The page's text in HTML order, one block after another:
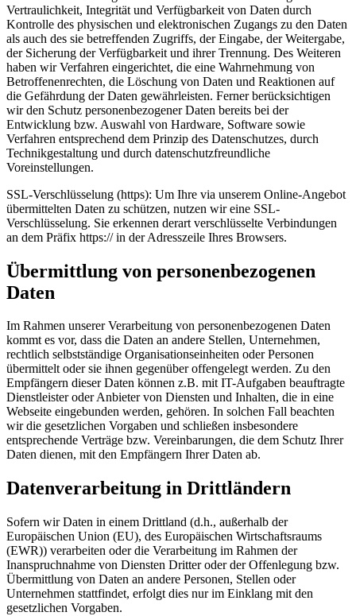
Vertraulichkeit, Integrität und Verfügbarkeit von Daten durch
Kontrolle des physischen und elektronischen Zugangs zu den Daten
als auch des sie betreffenden Zugriffs, der Eingabe, der Weitergabe,
der Sicherung der Verfügbarkeit und ihrer Trennung. Des Weiteren
haben wir Verfahren eingerichtet, die eine Wahrnehmung von
Betroffenenrechten, die Löschung von Daten und Reaktionen auf
die Gefährdung der Daten gewährleisten. Ferner berücksichtigen
wir den Schutz personenbezogener Daten bereits bei der
Entwicklung bzw. Auswahl von Hardware, Software sowie
Verfahren entsprechend dem Prinzip des Datenschutzes, durch
Technikgestaltung und durch datenschutzfreundliche
Voreinstellungen.
SSL-Verschlüsselung (https): Um Ihre via unserem Online-Angebot
übermittelten Daten zu schützen, nutzen wir eine SSL-
Verschlüsselung. Sie erkennen derart verschlüsselte Verbindungen
an dem Präfix https:// in der Adresszeile Ihres Browsers.
Übermittlung von personenbezogenen
Daten
Im Rahmen unserer Verarbeitung von personenbezogenen Daten
kommt es vor, dass die Daten an andere Stellen, Unternehmen,
rechtlich selbstständige Organisationseinheiten oder Personen
übermittelt oder sie ihnen gegenüber offengelegt werden. Zu den
Empfängern dieser Daten können z.B. mit IT-Aufgaben beauftragte
Dienstleister oder Anbieter von Diensten und Inhalten, die in eine
Webseite eingebunden werden, gehören. In solchen Fall beachten
wir die gesetzlichen Vorgaben und schließen insbesondere
entsprechende Verträge bzw. Vereinbarungen, die dem Schutz Ihrer
Daten dienen, mit den Empfängern Ihrer Daten ab.
Datenverarbeitung in Drittländern
Sofern wir Daten in einem Drittland (d.h., außerhalb der
Europäischen Union (EU), des Europäischen Wirtschaftsraums
(EWR)) verarbeiten oder die Verarbeitung im Rahmen der
Inanspruchnahme von Diensten Dritter oder der Offenlegung bzw.
Übermittlung von Daten an andere Personen, Stellen oder
Unternehmen stattfindet, erfolgt dies nur im Einklang mit den
gesetzlichen Vorgaben.